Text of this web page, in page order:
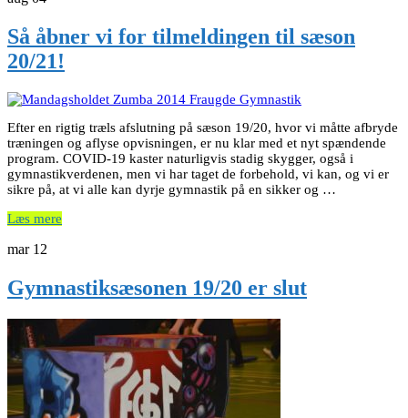
Så åbner vi for tilmeldingen til sæson
20/21!
Efter en rigtig træls afslutning på sæson 19/20, hvor vi måtte afbryde
træningen og aflyse opvisningen, er nu klar med et nyt spændende
program. COVID-19 kaster naturligvis stadig skygger, også i
gymnastikverdenen, men vi har taget de forbehold, vi kan, og vi er
sikre på, at vi alle kan dyrje gymnastik på en sikker og …
Læs mere
mar 12
Gymnastiksæsonen 19/20 er slut